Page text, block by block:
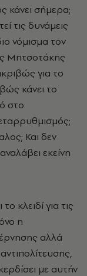
κάνει σήμερα;
τις δυνάμεις
νόμισμα τον
Μητσοτάκης
για το
κάνει το
στο
Και δεν
εκείνη
κλειδί για τις
η
αλλά
με αυτήν